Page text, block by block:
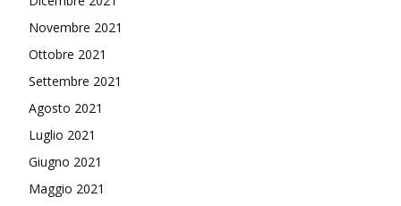
Novembre 2021
Ottobre 2021
Settembre 2021
Agosto 2021
Luglio 2021
Giugno 2021
Maggio 2021